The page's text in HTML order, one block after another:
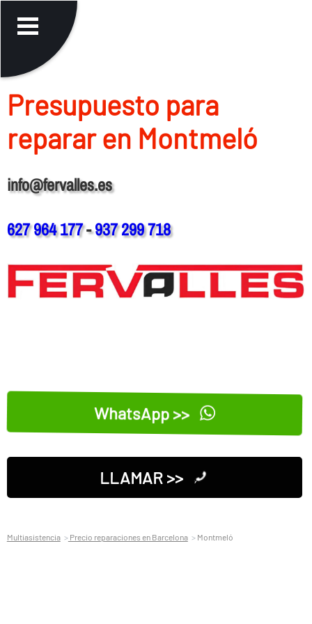
Presupuesto para
reparar en Montmeló
info@fervalles.es
627 964 177-937 299 718
WhatsApp >>
LLAMAR >>
Multiasistencia Precio reparaciones en Barcelona Montmeló